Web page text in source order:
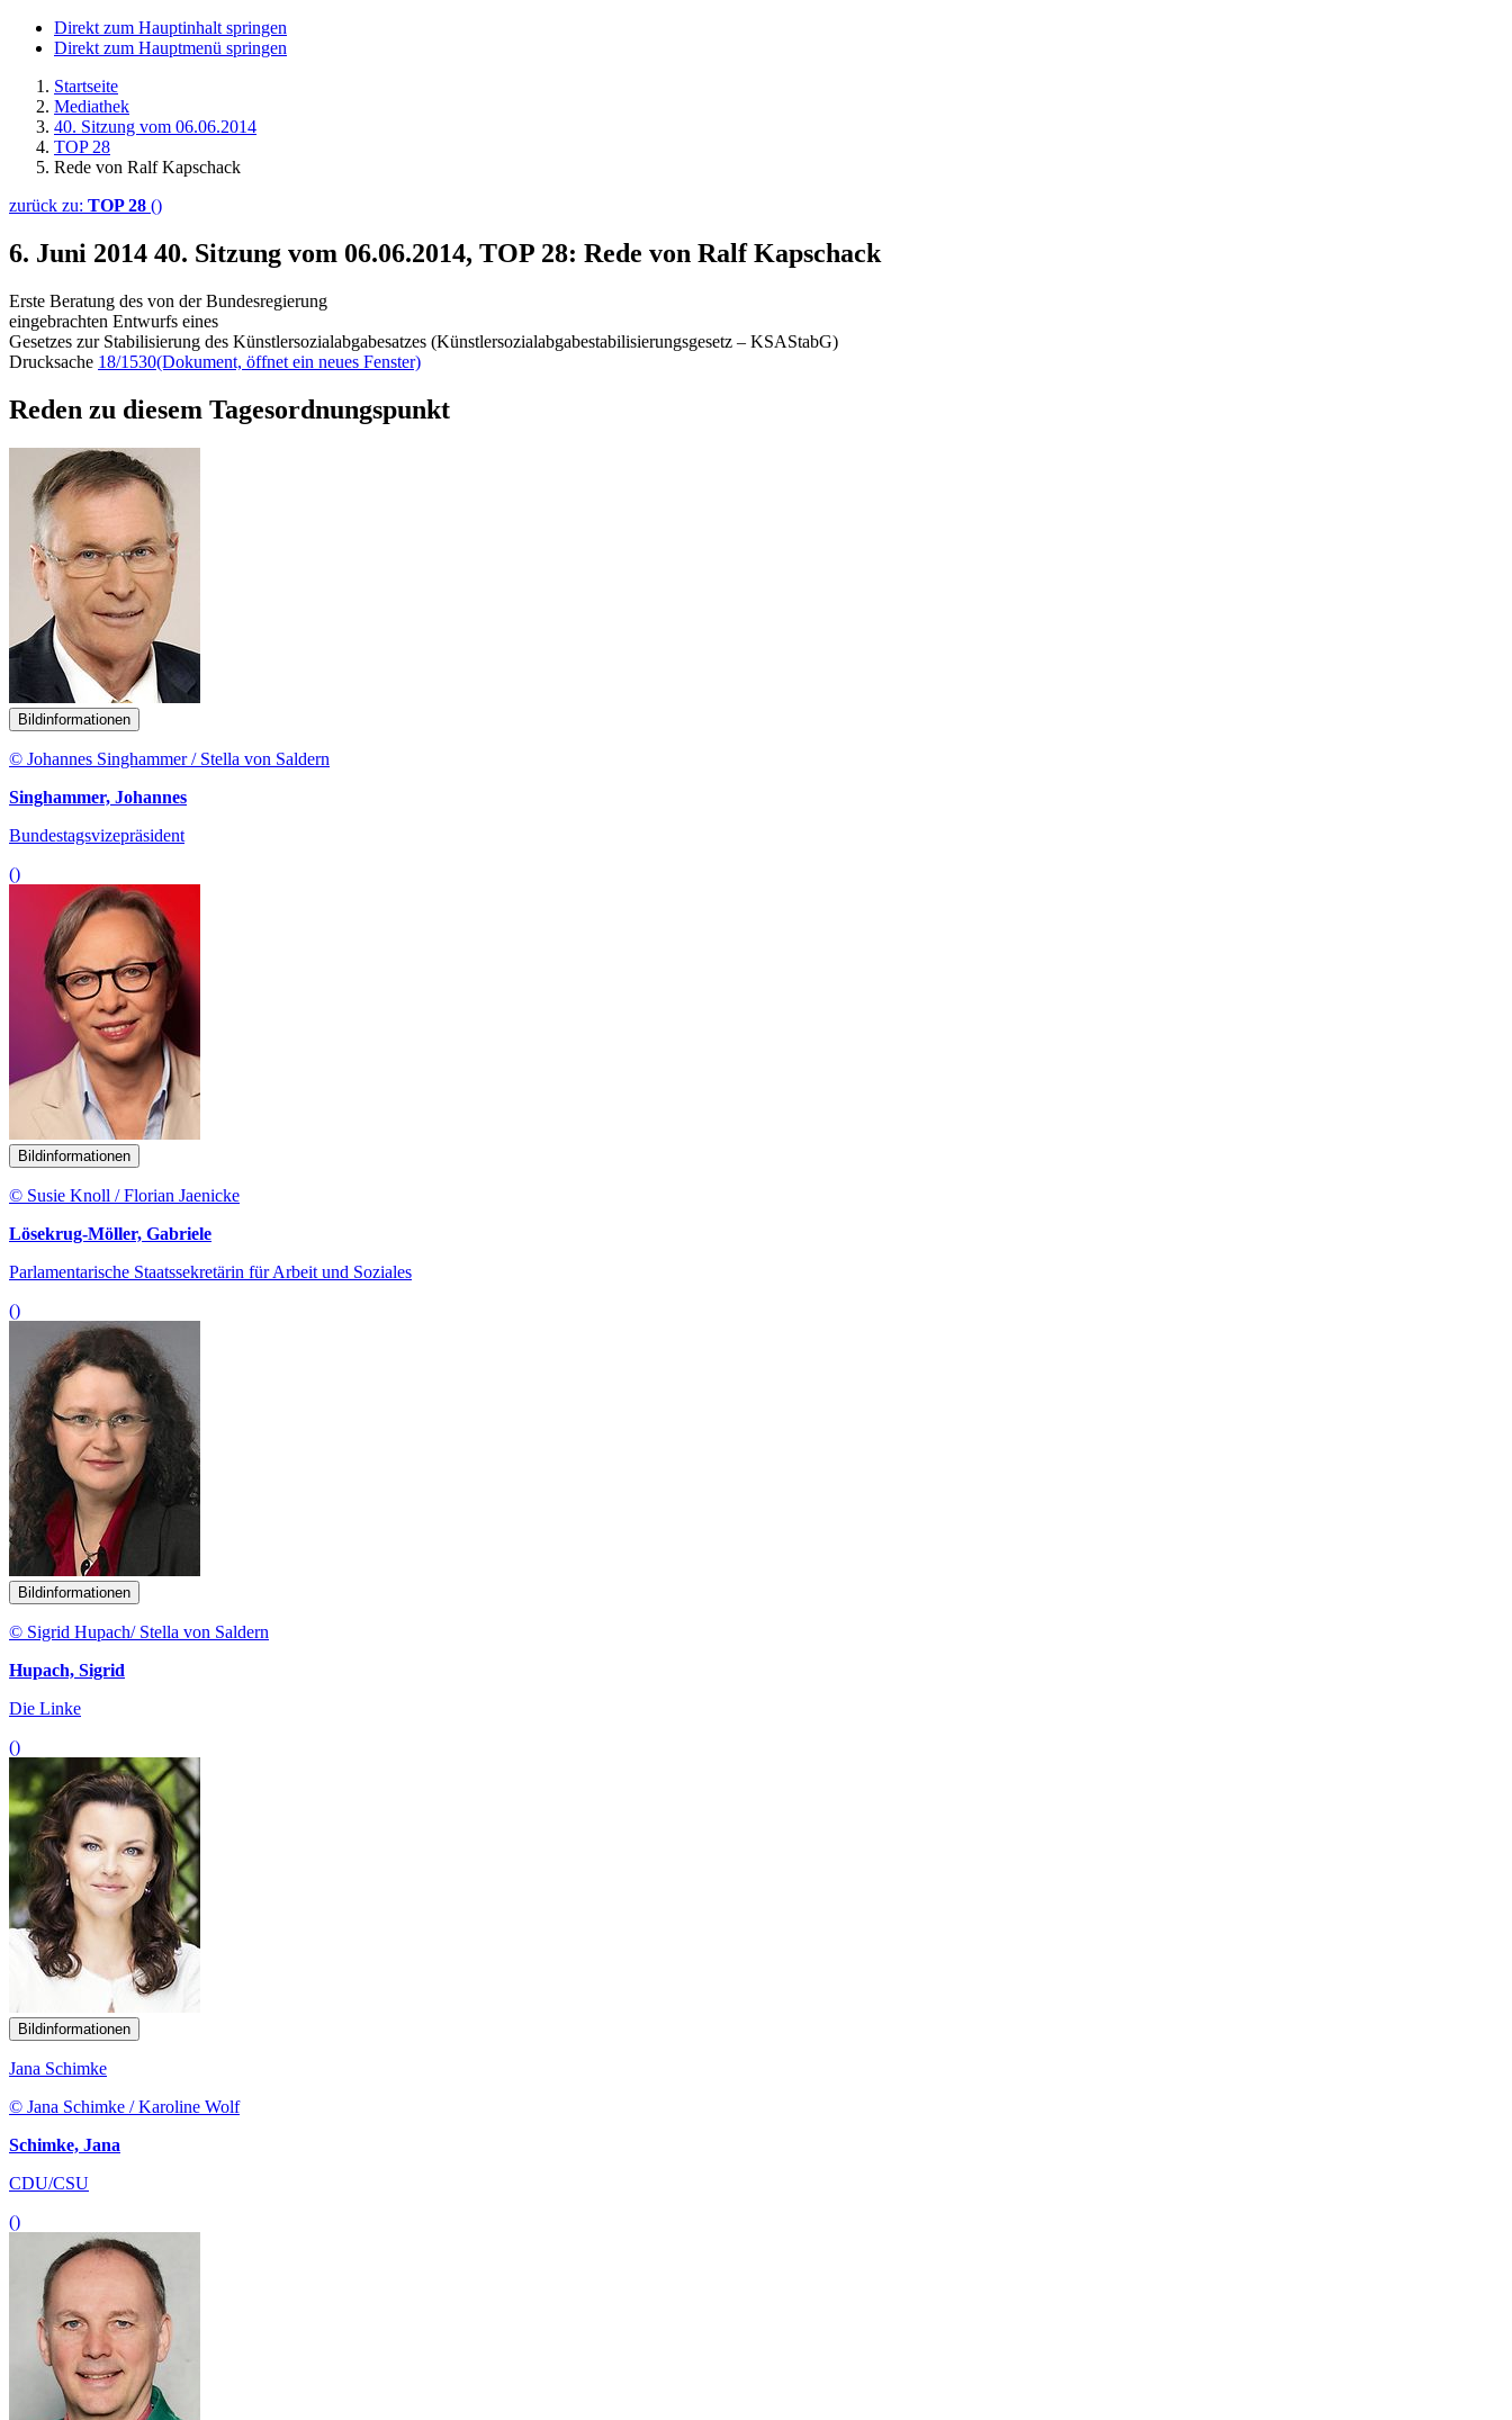
Direkt zum Hauptinhalt springen
Direkt zum Hauptmenü springen
Startseite
Mediathek
40. Sitzung vom 06.06.2014
TOP 28
Rede von Ralf Kapschack
zurück zu: TOP 28 ()
6. Juni 2014 40. Sitzung vom 06.06.2014, TOP 28: Rede von Ralf Kapschack
Erste Beratung des von der Bundesregierung
eingebrachten Entwurfs eines
Gesetzes zur Stabilisierung des Künstlersozialabgabesatzes (Künstlersozialabgabestabilisierungsgesetz – KSAStabG)
Drucksache 18/1530(Dokument, öffnet ein neues Fenster)
Reden zu diesem Tagesordnungspunkt
Bildinformationen
© Johannes Singhammer / Stella von Saldern
Singhammer, Johannes
Bundestagsvizepräsident
()
Bildinformationen
© Susie Knoll / Florian Jaenicke
Lösekrug-Möller, Gabriele
Parlamentarische Staatssekretärin für Arbeit und Soziales
()
Bildinformationen
© Sigrid Hupach/ Stella von Saldern
Hupach, Sigrid
Die Linke
()
Bildinformationen
Jana Schimke
© Jana Schimke / Karoline Wolf
Schimke, Jana
CDU/CSU
()